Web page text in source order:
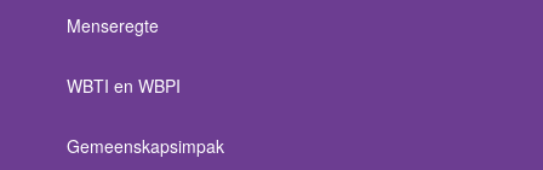
Menseregte
WBTI en WBPI
Gemeenskapsimpak